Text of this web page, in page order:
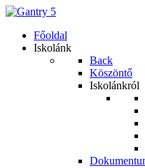
Főoldal
Iskolánk
Back
Köszöntő
Iskolánkról